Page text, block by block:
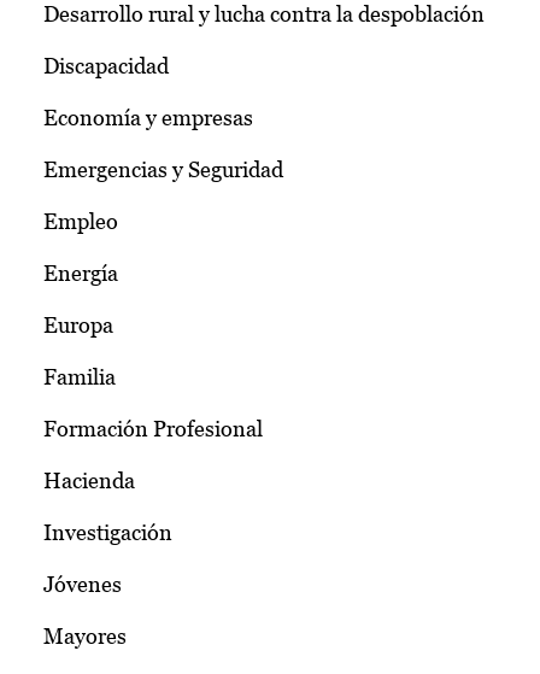
Desarrollo rural y lucha contra la despoblación
Discapacidad
Economía y empresas
Emergencias y Seguridad
Empleo
Energía
Europa
Familia
Formación Profesional
Hacienda
Investigación
Jóvenes
Mayores